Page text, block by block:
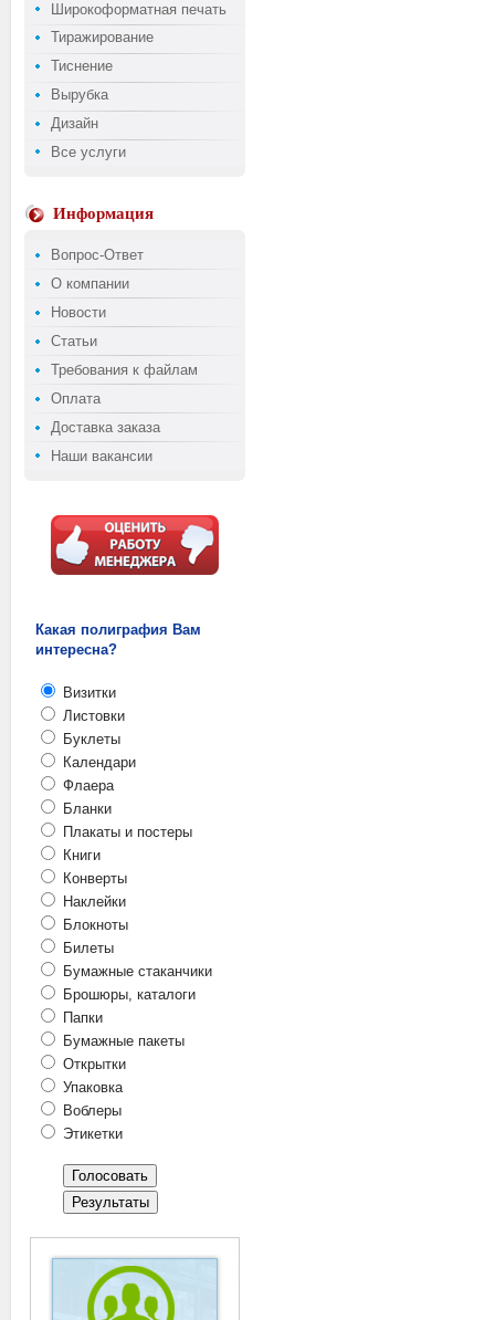
Широкоформатная печать
Тиражирование
Тиснение
Вырубка
Дизайн
Все услуги
Информация
Вопрос-Ответ
О компании
Новости
Статьи
Требования к файлам
Оплата
Доставка заказа
Наши вакансии
Какая полиграфия Вам
интересна?
Визитки
Листовки
Буклеты
Календари
Флаера
Бланки
Плакаты и постеры
Книги
Конверты
Наклейки
Блокноты
Билеты
Бумажные стаканчики
Брошюры, каталоги
Папки
Бумажные пакеты
Открытки
Упаковка
Воблеры
Этикетки